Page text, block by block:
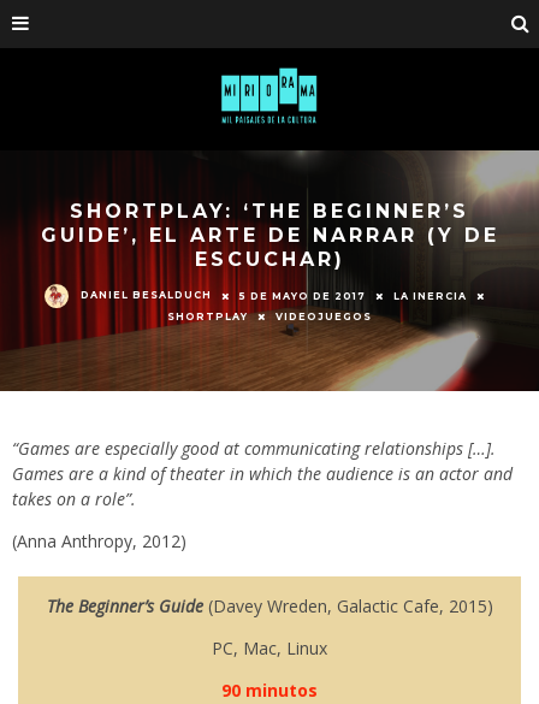
SHORTPLAY: ‘THE BEGINNER’S
GUIDE’, EL ARTE DE NARRAR (Y DE
ESCUCHAR)
DANIEL BESALDUCH 5 DE MAYO DE 2017
LA INERCIA
SHORTPLAY
VIDEOJUEGOS
“Games are especially good at communicating relationships […].
Games are a kind of theater in which the audience is an actor and
takes on a role”.
(Anna Anthropy, 2012)
The Beginner’s Guide(Davey Wreden, Galactic Cafe, 2015)
PC, Mac, Linux
90 minutos